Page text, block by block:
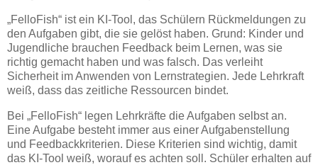
„FelloFish“ ist ein KI-Tool, das Schülern Rückmeldungen zu
den Aufgaben gibt, die sie gelöst haben. Grund: Kinder und
Jugendliche brauchen Feedback beim Lernen, was sie
richtig gemacht haben und was falsch. Das verleiht
Sicherheit im Anwenden von Lernstrategien. Jede Lehrkraft
weiß, dass das zeitliche Ressourcen bindet.
Bei „FelloFish“ legen Lehrkräfte die Aufgaben selbst an.
Eine Aufgabe besteht immer aus einer Aufgabenstellung
und Feedbackkriterien. Diese Kriterien sind wichtig, damit
das KI-Tool weiß, worauf es achten soll. Schüler erhalten auf